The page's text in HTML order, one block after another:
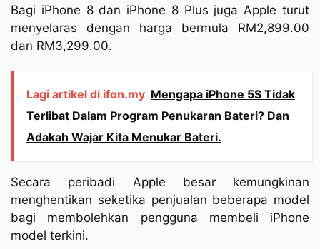
Bagi iPhone 8 dan iPhone 8 Plus juga Apple turut
menyelaras dengan harga bermula RM2,899.00
dan RM3,299.00.
Lagi artikel di ifon.my Mengapa iPhone 5S Tidak
Terlibat Dalam Program Penukaran Bateri? Dan
Adakah Wajar Kita Menukar Bateri.
Secara peribadi Apple besar kemungkinan
menghentikan seketika penjualan beberapa model
bagi membolehkan pengguna membeli iPhone
model terkini.